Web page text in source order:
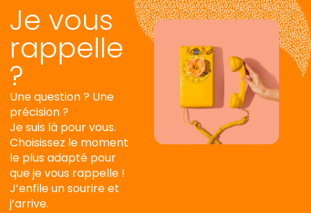
Je vous
rappelle
?
Une question ? Une
précision ?
Je suis là pour vous.
Choisissez le moment
le plus adapté pour
que je vous rappelle !
J’enfile un sourire et
j’arrive.